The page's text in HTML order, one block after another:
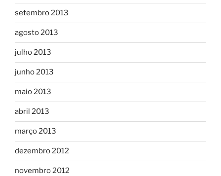
setembro 2013
agosto 2013
julho 2013
junho 2013
maio 2013
abril 2013
março 2013
dezembro 2012
novembro 2012